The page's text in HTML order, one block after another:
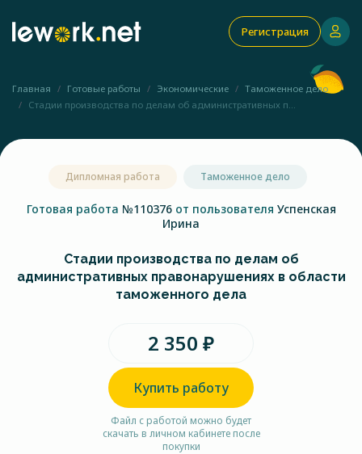
Регистрация
Главная Готовые работы Экономические
Таможенное дело
Стадии производства по делам об административных п...
Дипломная работа Таможенное дело
Готовая работа №110376 от пользователя Успенская
Ирина
Стадии производства по делам об
административных правонарушениях в области
таможенного дела
2 350 ₽
Купить работу
Файл с работой можно будет
скачать в личном кабинете после
покупки